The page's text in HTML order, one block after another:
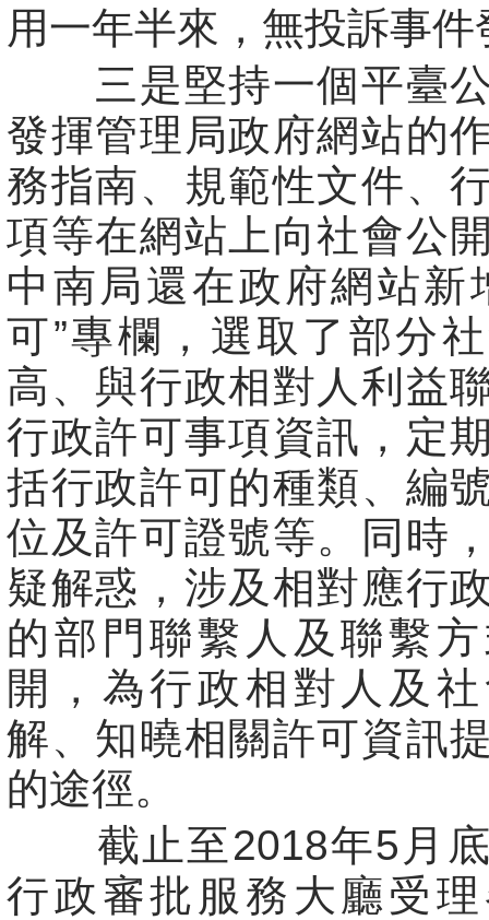
用一年半來，無投訴事件
三是堅持一個平臺公
發揮管理局政府網站的
務指南、規範性文件、
項等在網站上向社會公
中南局還在政府網站新
可”專欄，選取了部分
高、與行政相對人利益
行政許可事項資訊，定
括行政許可的種類、編
位及許可證號等。同時
疑解惑，涉及相對應行
的部門聯繫人及聯繫
開，為行政相對人及
解、知曉相關許可資訊
的途徑。
截止至2018年5月底
行政審批服務大廳受